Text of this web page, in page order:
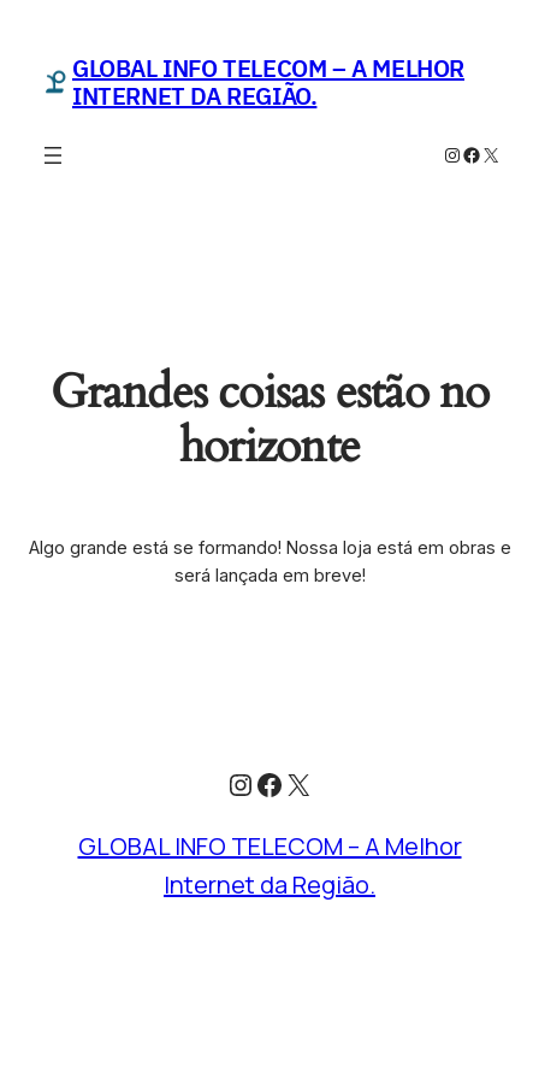
GLOBAL INFO TELECOM – A MELHOR
INTERNET DA REGIÃO.
Instagram
X
Grandes coisas estão no
horizonte
Algo grande está se formando! Nossa loja está em obras e
será lançada em breve!
Instagram
Facebook
X
GLOBAL INFO TELECOM – A Melhor
Internet da Região.